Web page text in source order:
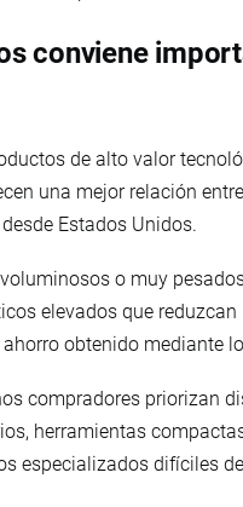
conviene
de alto valor
una mejor relación
Estados Unidos.
o muy
elevados que reduzcan
obtenido mediante
compradores priorizan
herramientas
especializados difíciles